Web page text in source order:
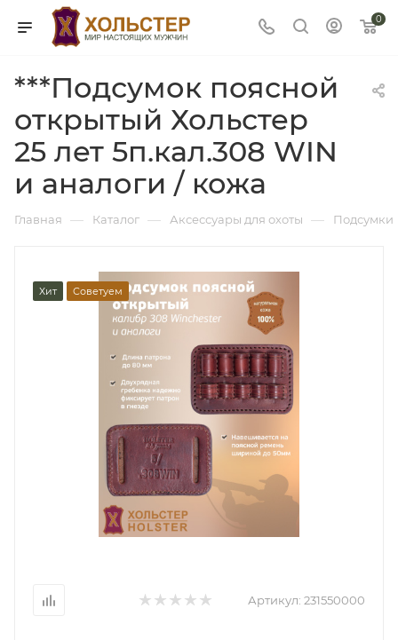
0
***Подсумок поясной
открытый Хольстер
25 лет 5п.кал.308 WIN
и аналоги / кожа
Главная — Каталог — Аксессуары для охоты — Подсумки
Хит Советуем
Артикул: 231550000